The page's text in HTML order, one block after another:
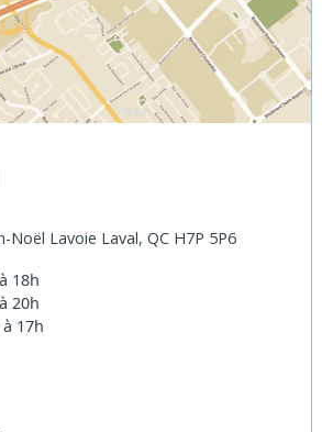
Noël Lavoie Laval, QC H7P 5P6
18h
20h
17h